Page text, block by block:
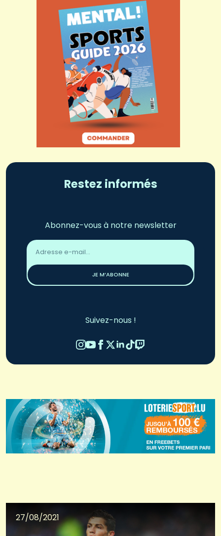
Restez informés
Abonnez-vous à notre newsletter
Adresse
email
JE M’ABONNE
Suivez-nous !
27/08/2021